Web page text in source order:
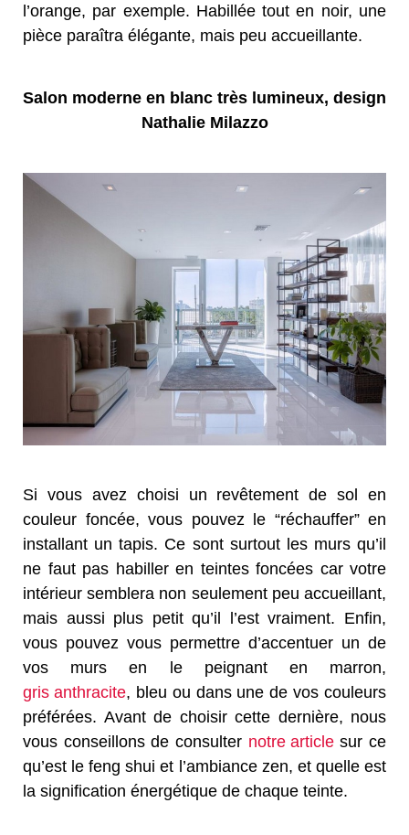
l’orange, par exemple. Habillée tout en noir, une
pièce paraîtra élégante, mais peu accueillante.
Salon moderne en blanc très lumineux, design
Nathalie Milazzo
Si vous avez choisi un revêtement de sol en
couleur foncée, vous pouvez le “réchauffer” en
installant un tapis. Ce sont surtout les murs qu’il
ne faut pas habiller en teintes foncées car votre
intérieur semblera non seulement peu accueillant,
mais aussi plus petit qu’il l’est vraiment. Enfin,
vous pouvez vous permettre d’accentuer un de
vos murs en le peignant en marron,
gris anthracite, bleu ou dans une de vos couleurs
préférées. Avant de choisir cette dernière, nous
vous conseillons de consulter notre articlesur ce
qu’est le feng shui et l’ambiance zen, et quelle est
la signification énergétique de chaque teinte.